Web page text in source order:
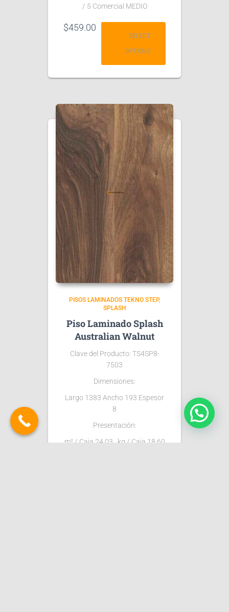
/ 5 Comercial MEDIO
$459.00
SELECT
OPTIONS
PISOS LAMINADOS TEKNO STEP
SPLASH
Piso Laminado Splash
Australian Walnut
Clave del Producto: TS4SP8-
7503
Dimensiones:
Largo 1383 Ancho 193 Espesor
8
Presentación:
m² / Caja 24,03 kg / Caja 18,60